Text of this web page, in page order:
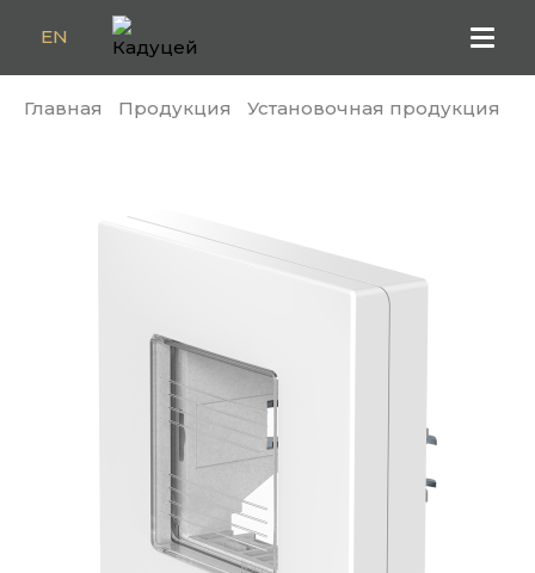
EN
Главная Продукция Установочная продукция